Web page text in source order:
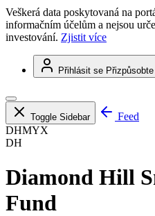
Veškerá data poskytovaná na
informačním účelům a nejsou
investování. Zjistit více
Přihlásit se
Toggle Sidebar
Feed
DHMYX
DH
Diamond Hill
Fund